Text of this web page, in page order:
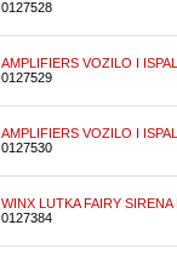
0127528
AMPLIFIERS VOZILO I
0127529
AMPLIFIERS VOZILO I
0127530
WINX LUTKA FAIRY
0127384